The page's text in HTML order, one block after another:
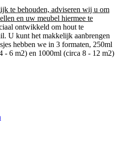
te behouden, adviseren wij u om
en uw meubel hiermee te
ontwikkeld om hout te
U kunt het makkelijk aanbrengen
hebben we in 3 formaten, 250ml
- 6 m2) en 1000ml (circa 8 - 12 m2)